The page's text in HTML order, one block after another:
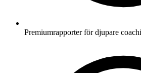
Premiumrapporter för djupare